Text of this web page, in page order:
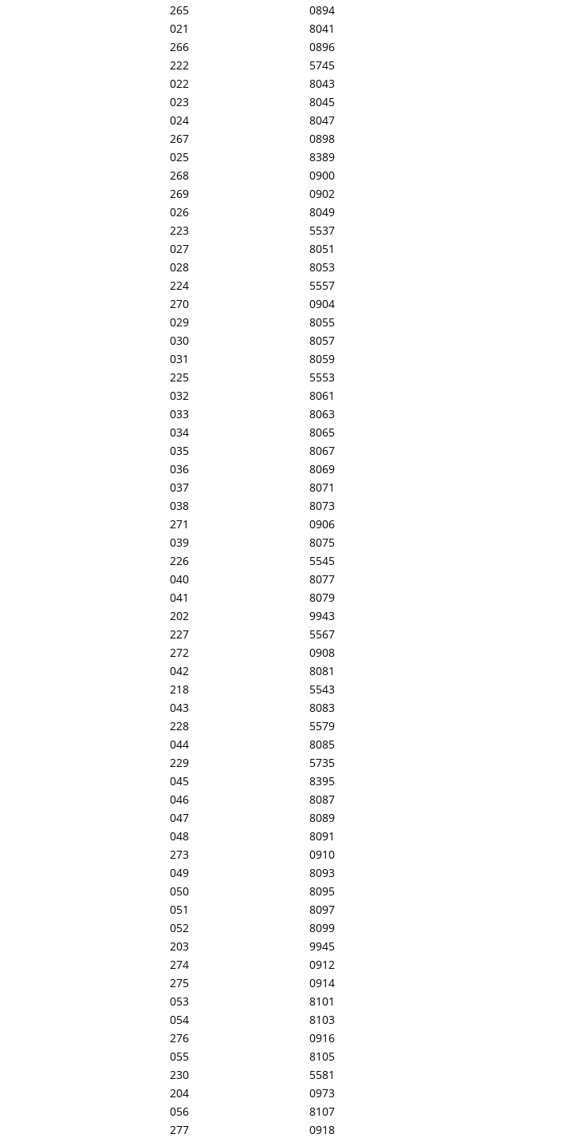
265
0894
021
8041
266
0896
222
5745
022
8043
023
8045
024
8047
267
0898
025
8389
268
0900
269
0902
026
8049
223
5537
027
8051
028
8053
224
5557
270
0904
029
8055
030
8057
031
8059
225
5553
032
8061
033
8063
034
8065
035
8067
036
8069
037
8071
038
8073
271
0906
039
8075
226
5545
040
8077
041
8079
202
9943
227
5567
272
0908
042
8081
218
5543
043
8083
228
5579
044
8085
229
5735
045
8395
046
8087
047
8089
048
8091
273
0910
049
8093
050
8095
051
8097
052
8099
203
9945
274
0912
275
0914
053
8101
054
8103
276
0916
055
8105
230
5581
204
0973
056
8107
277
0918